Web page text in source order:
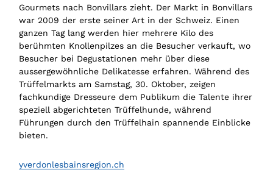
Gourmets nach Bonvillars zieht. Der Markt in Bonvillars
war 2009 der erste seiner Art in der Schweiz. Einen
ganzen Tag lang werden hier mehrere Kilo des
berühmten Knollenpilzes an die Besucher verkauft, wo
Besucher bei Degustationen mehr über diese
aussergewöhnliche Delikatesse erfahren. Während des
Trüffelmarkts am Samstag, 30. Oktober, zeigen
fachkundige Dresseure dem Publikum die Talente ihrer
speziell abgerichteten Trüffelhunde, während
Führungen durch den Trüffelhain spannende Einblicke
bieten.
yverdonlesbainsregion.ch